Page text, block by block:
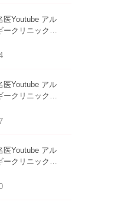
医Youtube アル
ークリニック札
医師が教える
医Youtube アル
ークリニック札
は効く？向い
医Youtube アル
クリニック札
副作用・リバ